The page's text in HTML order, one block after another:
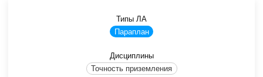
Типы ЛА
Параплан
Дисциплины
Точность приземления